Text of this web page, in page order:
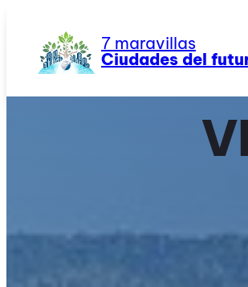
contenido
7 maravillas
Ciudades del